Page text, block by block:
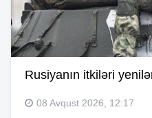
Rusiyanın itkiləri
08 Avqust 2026, 12:17